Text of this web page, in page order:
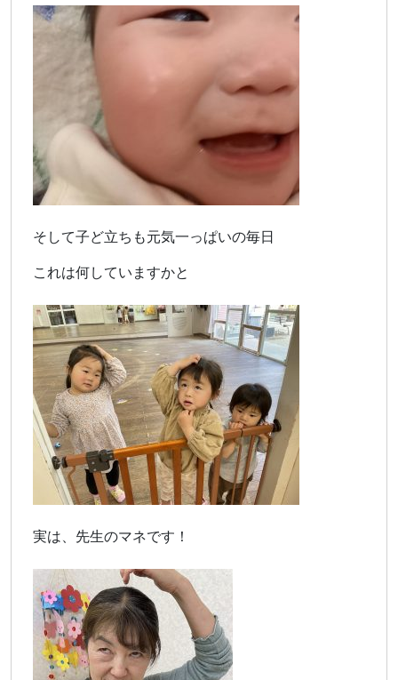
そして子ど立ちも元気一っぱいの毎日
これは何していますかと
実は、先生のマネです！